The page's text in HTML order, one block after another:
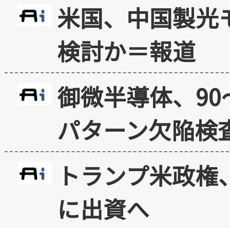
米国、中国製光
検討か＝報道
御微半導体、
パターン欠陥検
トランプ米政
に出資へ